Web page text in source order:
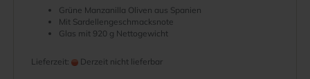
Grüne Manzanilla Oliven aus Spanien
Mit Sardellengeschmacksnote
Glas mit 920 g Nettogewicht
Lieferzeit: Derzeit nicht lieferbar